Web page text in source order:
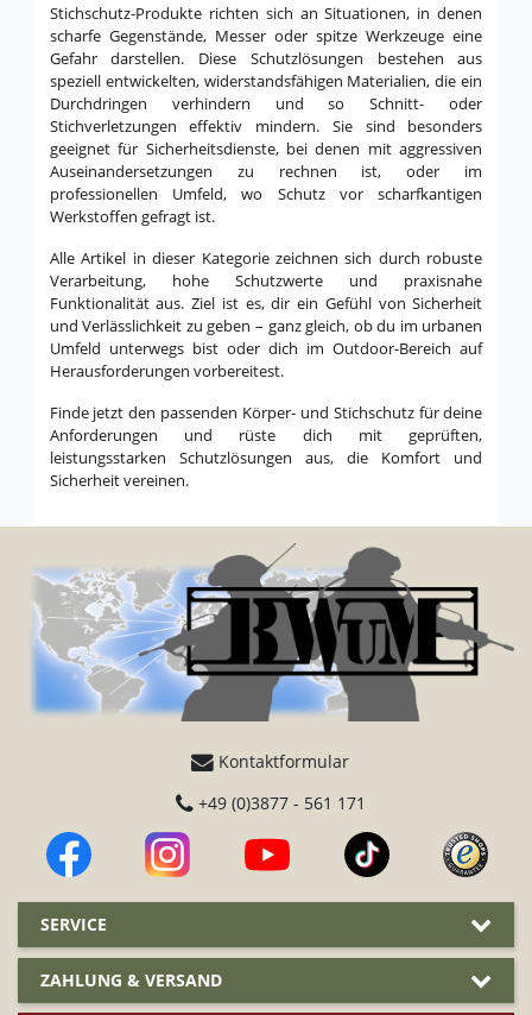
Stichschutz-Produkte richten sich an Situationen, in denen
scharfe Gegenstände, Messer oder spitze Werkzeuge eine
Gefahr darstellen. Diese Schutzlösungen bestehen aus
speziell entwickelten, widerstandsfähigen Materialien, die ein
Durchdringen verhindern und so Schnitt- oder
Stichverletzungen effektiv mindern. Sie sind besonders
geeignet für Sicherheitsdienste, bei denen mit aggressiven
Auseinandersetzungen zu rechnen ist, oder im
professionellen Umfeld, wo Schutz vor scharfkantigen
Werkstoffen gefragt ist.
Alle Artikel in dieser Kategorie zeichnen sich durch robuste
Verarbeitung, hohe Schutzwerte und praxisnahe
Funktionalität aus. Ziel ist es, dir ein Gefühl von Sicherheit
und Verlässlichkeit zu geben – ganz gleich, ob du im urbanen
Umfeld unterwegs bist oder dich im Outdoor-Bereich auf
Herausforderungen vorbereitest.
Finde jetzt den passenden Körper- und Stichschutz für deine
Anforderungen und rüste dich mit geprüften,
leistungsstarken Schutzlösungen aus, die Komfort und
Sicherheit vereinen.
Kontaktformular
+49 (0)3877 - 561 171
SERVICE
ZAHLUNG & VERSAND